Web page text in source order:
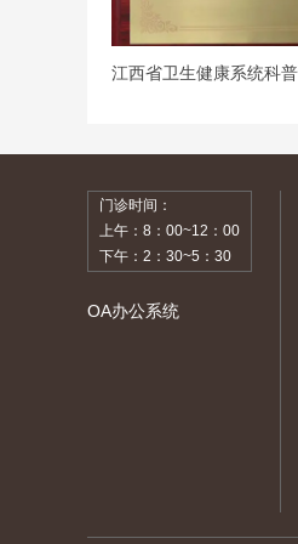
门诊时间：
上午：8：00~12：00
下午：2：30~5：30
OA办公系统